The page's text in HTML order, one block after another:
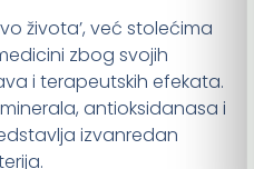
života’, već stolećima
zbog svojih
i terapeutskih efekata.
antioksidanasa i
izvanredan